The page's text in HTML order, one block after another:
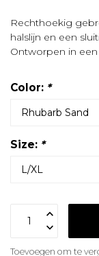
Rechthoekig
halslijn en een
Ontworpen in
Color: *
Size: *
Toevoegen om te